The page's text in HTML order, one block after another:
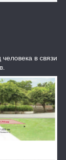
в связи